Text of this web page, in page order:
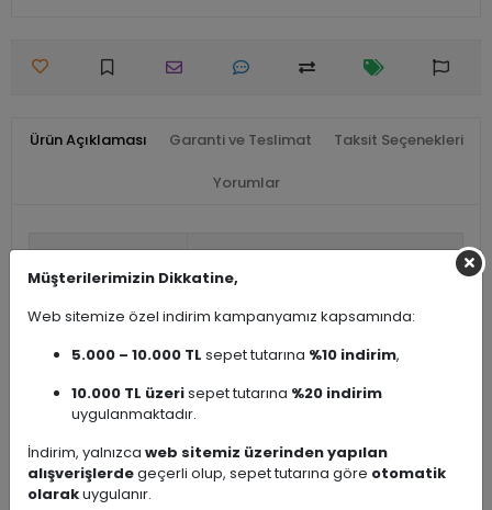
Ürün Açıklaması Garanti ve Teslimat Taksit Seçenekleri
Yorumlar
Seri Adı Bedensel Engelli Ürünleri
Benzer Ürünler
Müşterilerimizin Dikkatine,
Web sitemize özel indirim kampanyamız kapsamında:
5.000 – 10.000 TL sepet tutarına %10 indirim,
10.000 TL üzerisepet tutarına %20 indirim
uygulanmaktadır.
İndirim, yalnızca web sitemiz üzerinden yapılan
alışverişlerdegeçerli olup, sepet tutarına göre otomatik
olarakuygulanır.